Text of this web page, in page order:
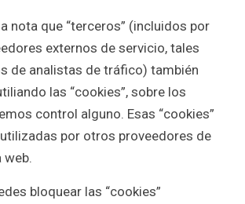
nota que “terceros” (incluidos por
externos de servicio, tales
de analistas de tráfico) también
las “cookies”, sobre los
control alguno. Esas “cookies”
por otros proveedores de
web.
bloquear las “cookies”